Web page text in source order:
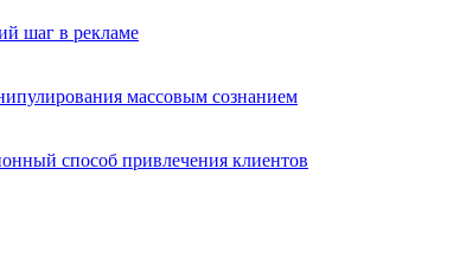
шаг в рекламе
массовым сознанием
способ привлечения клиентов